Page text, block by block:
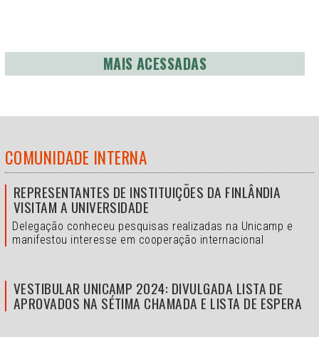
MAIS ACESSADAS
COMUNIDADE INTERNA
REPRESENTANTES DE INSTITUIÇÕES DA FINLÂNDIA
VISITAM A UNIVERSIDADE
Delegação conheceu pesquisas realizadas na Unicamp e
manifestou interesse em cooperação internacional
VESTIBULAR UNICAMP 2024: DIVULGADA LISTA DE
APROVADOS NA SÉTIMA CHAMADA E LISTA DE ESPERA